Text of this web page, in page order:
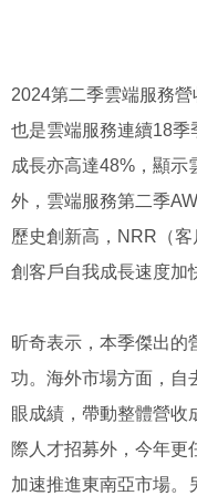
2024第二季雲端服務營
也是雲端服務連續18季
成長亦高達48% ，顯
外，雲端服務第二季
歷史創新高， NRR （
創客戶自我成長速度加
昕奇表示，本季傑出的
功。海外市場方面，自
眼成績，帶動整體營收
際人才招募外，今年更
加速推進東南亞市場。